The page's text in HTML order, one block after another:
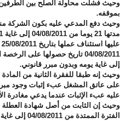
وحيث فشلت محاولة الصلح بين
بموقفه.
وحيث دفع المدعي عليه بكون الشركة
04/08/2011 تاريخ حصولها على
إلى غاية يومه وبدون مبرر قانوني.
على عاتق المشغل عبء إثبات وجود
عليه عبء الإثبات عندما يدعي مغادرة
وحيث إن الثابت من أصل شهادة العطلة